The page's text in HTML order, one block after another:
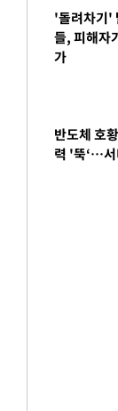
용산·강남·서초 유
'돌려차기'
들, 피해자
가
반도체 호
력 '뚝‘…서